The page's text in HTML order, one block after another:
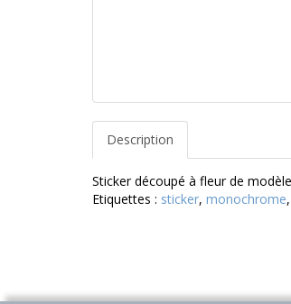
Description
Sticker découpé à fleur de
Etiquettes : sticker, monochrome